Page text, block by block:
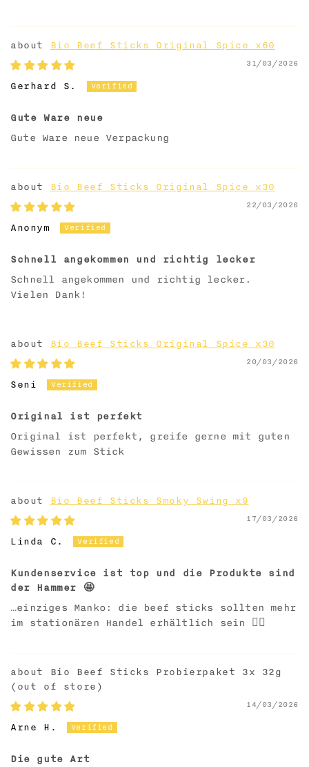
Bio Beef Sticks Original Spice x60
31/03/2026
Gerhard S.
Gute Ware neue
Gute Ware neue Verpackung
Bio Beef Sticks Original Spice x30
22/03/2026
Anonym
Schnell angekommen und richtig lecker
Schnell angekommen und richtig lecker.
Vielen Dank!
Bio Beef Sticks Original Spice x30
20/03/2026
Seni
Original ist perfekt
Original ist perfekt, greife gerne mit guten
Gewissen zum Stick
Bio Beef Sticks Smoky Swing x9
17/03/2026
Linda C.
Kundenservice ist top und die Produkte sind
der Hammer 🤩
…einziges Manko: die beef sticks sollten mehr
im stationären Handel erhältlich sein ❤️‍🔥
Bio Beef Sticks Probierpaket 3x 32g
14/03/2026
Arne H.
Die gute Art